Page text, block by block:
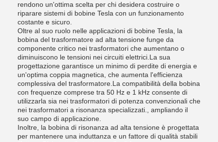
rendono un'ottima scelta per chi desidera costruire o
riparare sistemi di bobine Tesla con un funzionamento
costante e sicuro.
Oltre al suo ruolo nelle applicazioni di bobine Tesla, la
bobina del trasformatore ad alta tensione funge da
componente critico nei trasformatori che aumentano o
diminuiscono le tensioni nei circuiti elettrici.La sua
progettazione garantisce un minimo di perdite di energia e
un'optima coppia magnetica, che aumenta l'efficienza
complessiva del trasformatore.La compatibilità della bobina
con frequenze comprese tra 50 Hz e 1 kHz consente di
utilizzarla sia nei trasformatori di potenza convenzionali che
nei trasformatori a risonanza specializzati., ampliando il
suo campo di applicazione.
Inoltre, la bobina di risonanza ad alta tensione è progettata
per mantenere una induttanza e un fattore di qualità stabili